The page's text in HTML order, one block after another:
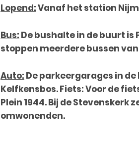
Lopend:Vanaf het station
Bus: De bushalte in de buurt is
stoppen meerdere bussen
Auto: De parkeergarages in
Kelfkensbos.Fiets:Voor de
Plein 1944. Bij de Stevenskerk
omwonenden.